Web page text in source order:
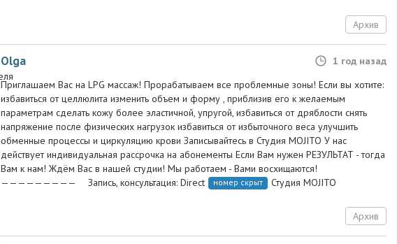
Архив
Olga
1 год назад
Приглашаем Вас на LPG массаж! Прорабатываем все проблемные зоны! Если вы хотите:
избавиться от целлюлита изменить объем и форму , приблизив его к желаемым
параметрам сделать кожу более эластичной, упругой, избавиться от дряблости снять
напряжение после физических нагрузок избавиться от избыточного веса улучшить
обменные процессы и циркуляцию крови Записывайтесь в Студия MOJITO У нас
действует индивидуальная рассрочка на абонементы Если Вам нужен РЕЗУЛЬТАТ - тогда
Вам к нам! Ждём Вас в нашей студии! Мы работаем - Вами восхищаются! ⠀
————————— ⠀ Запись, консультация: Direct
номер скрыт Студия MOJITO
Архив